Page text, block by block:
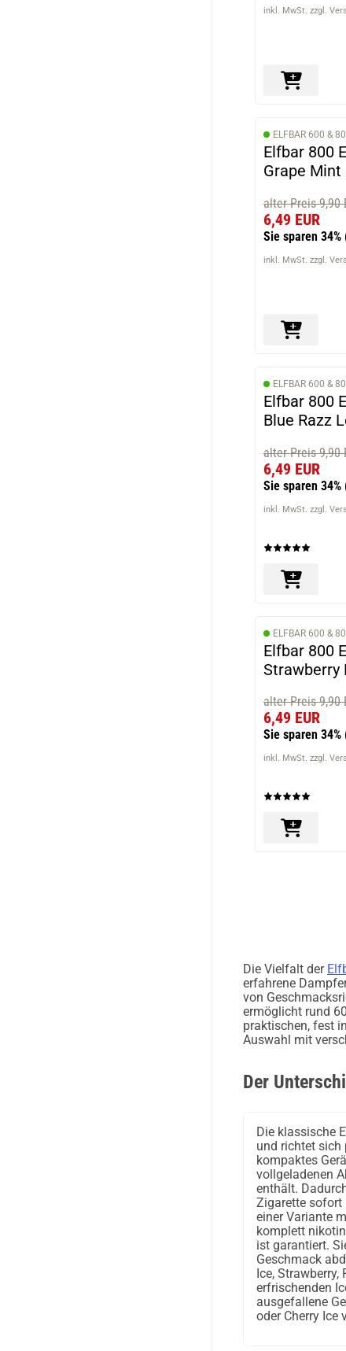
inkl. MwSt. zzgl.
ELFBAR 600 &
Elfbar 800
Grape
alter Preis 9,90
6,49 EUR
Sie sparen 34%
inkl. MwSt. zzgl.
ELFBAR 600 &
Elfbar 800
Blue Razz
alter Preis 9,90
6,49 EUR
Sie sparen 34%
inkl. MwSt. zzgl.
ELFBAR 600 &
Elfbar 800
Strawberry
alter Preis 9,90
6,49 EUR
Sie sparen 34%
inkl. MwSt. zzgl.
Die Vielfalt der
erfahrene
von
ermöglicht rund
praktischen, fest
Auswahl mit
Der
Die klassische
und richtet sich
kompaktes
vollgeladenen
enthält.
Zigarette sofort
einer Variante
komplett
ist garantiert.
Geschmack
Ice,
erfrischenden
ausgefallene
oder Cherry Ice